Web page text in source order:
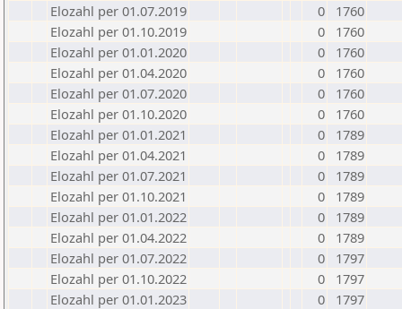
Elozahl per 01.07.2019
0
1760
Elozahl per 01.10.2019
0
1760
Elozahl per 01.01.2020
0
1760
Elozahl per 01.04.2020
0
1760
Elozahl per 01.07.2020
0
1760
Elozahl per 01.10.2020
0
1760
Elozahl per 01.01.2021
0
1789
Elozahl per 01.04.2021
0
1789
Elozahl per 01.07.2021
0
1789
Elozahl per 01.10.2021
0
1789
Elozahl per 01.01.2022
0
1789
Elozahl per 01.04.2022
0
1789
Elozahl per 01.07.2022
0
1797
Elozahl per 01.10.2022
0
1797
Elozahl per 01.01.2023
0
1797